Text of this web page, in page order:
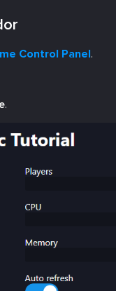
Control Panel.
.